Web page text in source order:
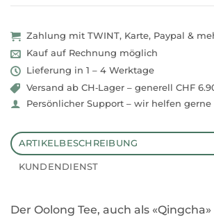
Zahlung mit TWINT, Karte, Paypal &
Kauf auf Rechnung möglich
Lieferung in 1 – 4 Werktage
Versand ab CH‑Lager – generell CHF
Persönlicher Support – wir helfen gerne
ARTIKELBESCHREIBUNG
KUNDENDIENST
Der Oolong Tee, auch als